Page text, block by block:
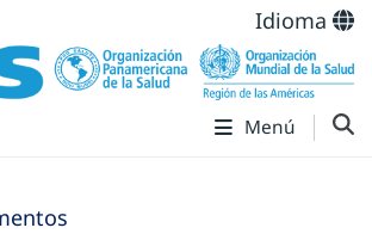
Idioma
Menú